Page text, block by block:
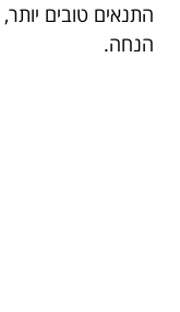
התנאים טובים
הנחה.